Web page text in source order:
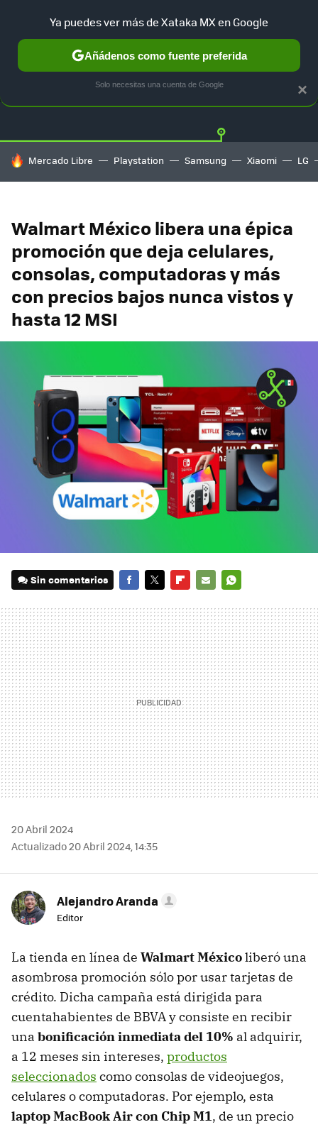
GUÍA DE COMPRAS MERCADO LIBRE
HOY SE HABLA DE
Mercado Libre Playstation Samsung Xiaomi LG
Walmart México libera una épica
promoción que deja celulares,
consolas, computadoras y más
con precios bajos nunca vistos y
hasta 12 MSI
Sin comentarios
MAIL
20 Abril 2024
Actualizado 20 Abril 2024, 14:35
Alejandro Aranda
Editor
La tienda en línea de Walmart Méxicoliberó una
asombrosa promoción sólo por usar tarjetas de
crédito. Dicha campaña está dirigida para
cuentahabientes de BBVA y consiste en recibir
una bonificación inmediata del 10% al adquirir,
a 12 meses sin intereses, productos
seleccionados como consolas de videojuegos,
celulares o computadoras. Por ejemplo, esta
laptop MacBook Air con Chip M1, de un precio
×
Ya puedes ver más de Xataka MX en Google
Añádenos como fuente preferida
Solo necesitas una cuenta de Google